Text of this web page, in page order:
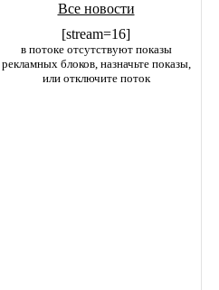
Все новости
[stream=16]
в потоке отсутствуют показы
рекламных блоков, назначьте показы,
или отключите поток